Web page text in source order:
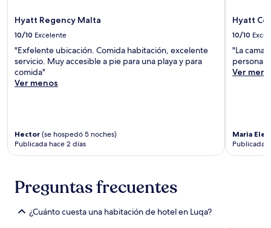
Hyatt Regency Malta
10/10 Excelente
"Exfelente ubicación. Comida habitación, excelente
servicio. Muy accesible a pie para una playa y para
comida"
Ver menos
Hector (se hospedó 5 noches)
Publicada hace 2 días
Hyatt
10/10
"La cama
personal
Ver
Maria
Publicada
Preguntas frecuentes
¿Cuánto cuesta una habitación de hotel en Luqa?